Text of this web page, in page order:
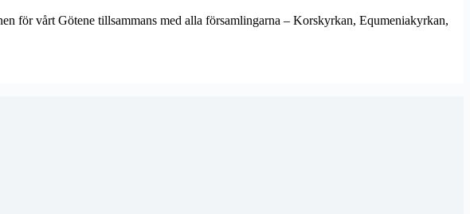
för vårt Götene tillsammans med alla församlingarna – Korskyrkan, Equmeniakyrkan,